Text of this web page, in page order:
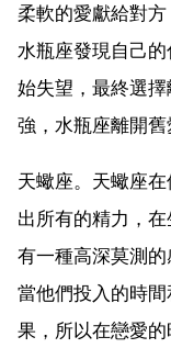
柔軟的愛獻給對
水瓶座發現自己
始失望，最終選
強，水瓶座離開舊
天蠍座。天蠍座
出所有的精力，
有一種高深莫測
當他們投入的時
果，所以在戀愛的